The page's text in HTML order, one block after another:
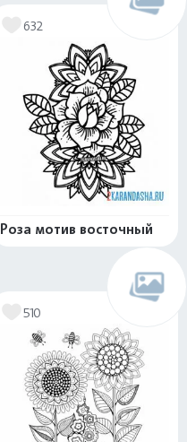
632
Роза мотив восточный
510